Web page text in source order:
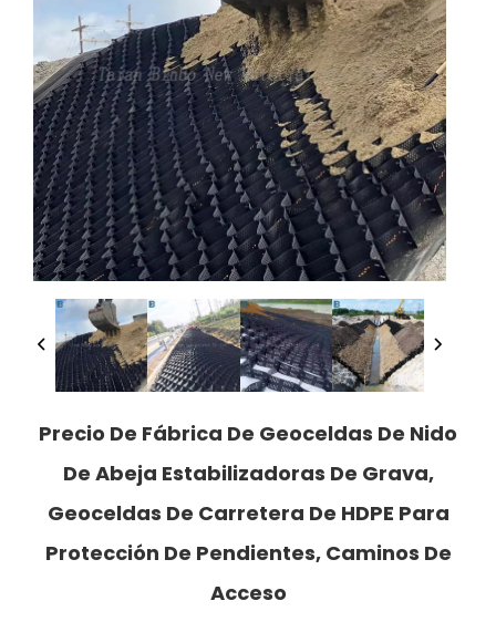
Precio De Fábrica De Geoceldas De Nido
De Abeja Estabilizadoras De Grava,
Geoceldas De Carretera De HDPE Para
Protección De Pendientes, Caminos De
Acceso